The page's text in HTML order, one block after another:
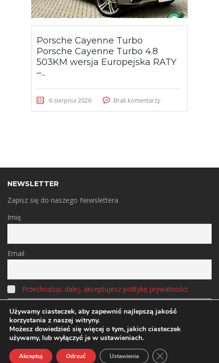
Porsche Cayenne Turbo
Porsche Cayenne Turbo 4.8
503KM wersja Europejska RATY
–...
6 sierpnia 2026 Brak komentarzy
NEWSLETTER
Zapisz się do naszego Newslettera
Imię
Email
Przechodząc dalej, akceptujesz politykę prywatności
© 2000-2020 FOX AUTOIMPORT Polityka Prywatności
Używamy ciasteczek, aby zapewnić najlepszą jakość
korzystania z naszej witryny.
Możesz dowiedzieć się więcej o tym, jakich ciasteczek
używamy, lub wyłączyć je w ustawieniach.
Akceptuj Odrzuć Ustawienia ZAMKNIJ PANEL